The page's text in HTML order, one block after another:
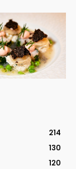
214
130
120